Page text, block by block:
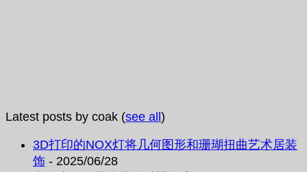
Latest posts by coak (see all )
3D打印的NOX灯将几何图形和珊瑚扭曲艺术居装
饰 - 2025/06/28